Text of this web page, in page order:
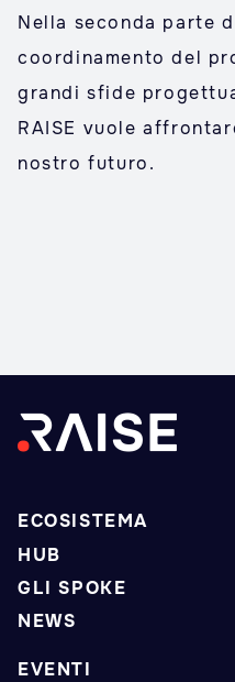
Nella seconda parte
coordinamento del
grandi sfide
RAISE vuole
nostro futuro.
ECOSISTEMA
HUB
GLI SPOKE
NEWS
EVENTI